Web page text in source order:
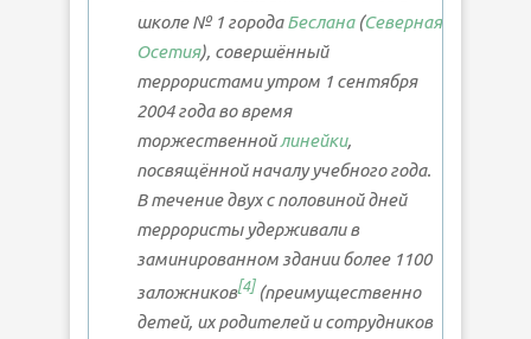
школе № 1 городаБеслана(Северная
Осетия), совершённый
террористами утром 1 сентября
2004 года во время
торжественнойлинейки,
посвящённой началу учебного года.
В течение двух с половиной дней
террористы удерживали в
заминированном здании более 1100
заложников[4] (преимущественно
детей, их родителей и сотрудников